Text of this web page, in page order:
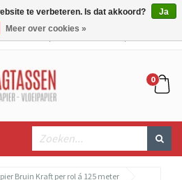
0
Bruin Kraft per rol á 125 meter
te verbeteren. Is dat akkoord?
Ja
Meer over cookies »